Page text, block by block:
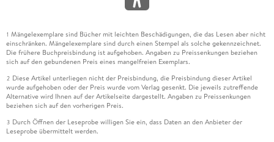
1 Mängelexemplare sind Bücher mit leichten Beschädigungen, die das Lesen aber nicht
einschränken. Mängelexemplare sind durch einen Stempel als solche gekennzeichnet.
Die frühere Buchpreisbindung ist aufgehoben. Angaben zu Preissenkungen beziehen
sich auf den gebundenen Preis eines mangelfreien Exemplars.
2 Diese Artikel unterliegen nicht der Preisbindung, die Preisbindung dieser Artikel
wurde aufgehoben oder der Preis wurde vom Verlag gesenkt. Die jeweils zutreffende
Alternative wird Ihnen auf der Artikelseite dargestellt. Angaben zu Preissenkungen
beziehen sich auf den vorherigen Preis.
3 Durch Öffnen der Leseprobe willigen Sie ein, dass Daten an den Anbieter der
Leseprobe übermittelt werden.